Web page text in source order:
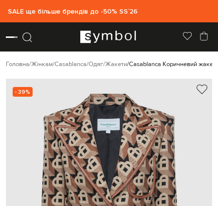
SALE ще більше брендів до -50% SS`26
Головна Жінкам Casablanca Одяг Жакети Casablanca Коричневий жакет
- 39%